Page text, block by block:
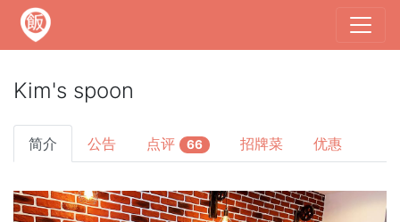
Kim's spoon
简介 公告 点评 66 招牌菜 优惠